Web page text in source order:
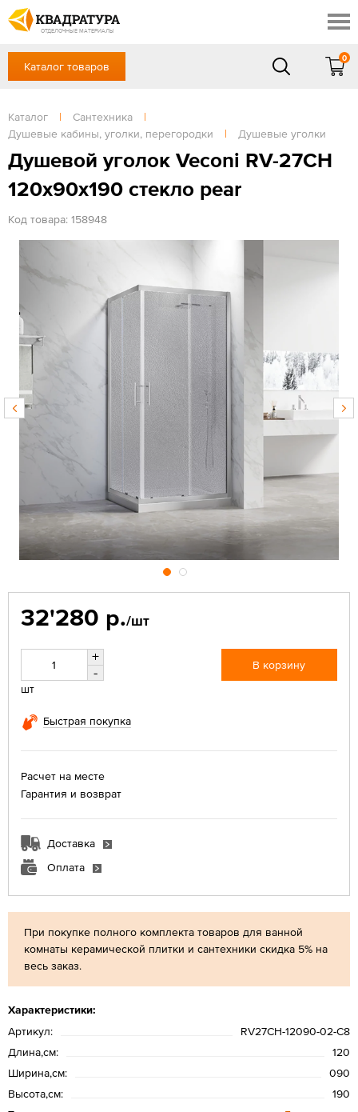
ОТДЕЛОЧНЫЕ МАТЕРИАЛЫ
Профи
Контакты
Доставка и оплата
Выставочный зал
Готовые решения
+7 (861) 217-94-70
Сб, Вс — выходной
ЗАКАЗАТЬ ЗВОНОК
Вход / Регистрация
Каталог товаров
0
Каталог | Сантехника
|
Душевые кабины, уголки, перегородки
| Душевые уголки
Душевой уголок Veconi RV-27CH
120x90x190 стекло pear
Код товара: 158948
При покупке полного комплекта товаров для ванной
комнаты керамической плитки и сантехники скидка 5% на
весь заказ.
Характеристики:
Артикул:
RV27CH-12090-02-C8
Длина,см:
120
Ширина,см:
090
Высота,см:
190
32'280 р./шт
+
-
шт
В корзину
Быстрая покупка
Расчет на месте
Гарантия и возврат
Доставка
Оплата